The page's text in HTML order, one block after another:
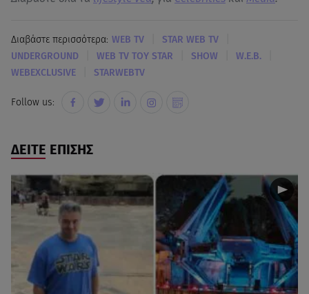
Διαβάστε περισσότερα: WEB TV STAR WEB TV
UNDERGROUND WEB TV ΤΟΥ STAR SHOW W.E.B.
WEBEXCLUSIVE STARWEBTV
Follow us:
ΔΕΙΤΕ ΕΠΙΣΗΣ